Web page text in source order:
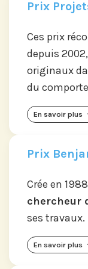
Prix
Ces prix
depuis 2002,
originaux
du
En savoir plus
Prix
Crée en
chercheur
ses travaux.
En savoir plus